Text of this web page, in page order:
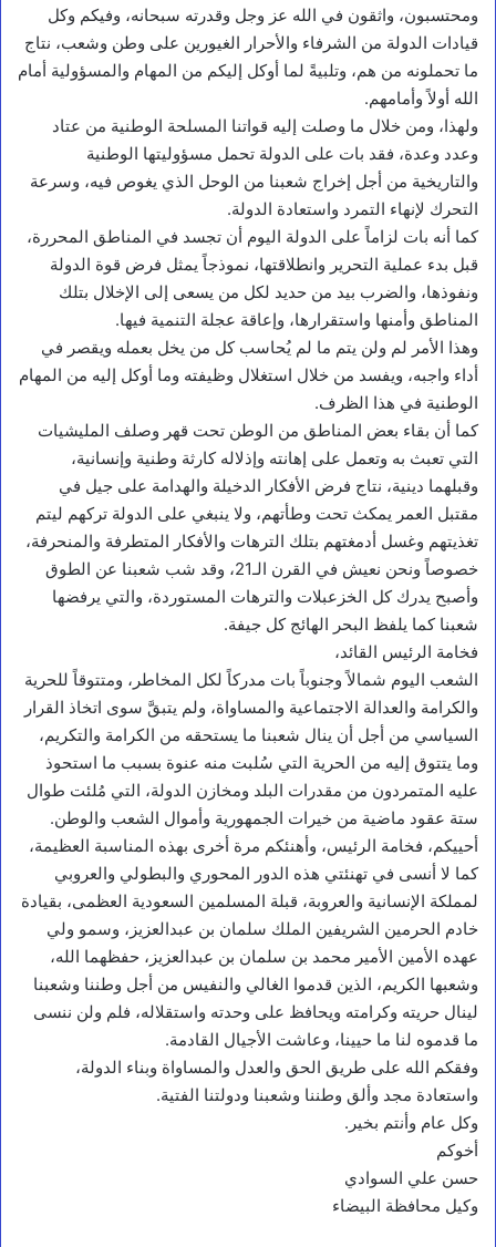
ومحتسبون، واثقون في الله عز وجل وقدرته سبحانه، وفيكم وكل
قيادات الدولة من الشرفاء والأحرار الغيورين على وطن وشعب، نتاج
ما تحملونه من هم، وتلبيةً لما أوكل إليكم من المهام والمسؤولية أمام
الله أولاً وأمامهم.
ولهذا، ومن خلال ما وصلت إليه قواتنا المسلحة الوطنية من عتاد
وعدد وعدة، فقد بات على الدولة تحمل مسؤوليتها الوطنية
والتاريخية من أجل إخراج شعبنا من الوحل الذي يغوص فيه، وسرعة
التحرك لإنهاء التمرد واستعادة الدولة.
كما أنه بات لزاماً على الدولة اليوم أن تجسد في المناطق المحررة،
قبل بدء عملية التحرير وانطلاقتها، نموذجاً يمثل فرض قوة الدولة
ونفوذها، والضرب بيد من حديد لكل من يسعى إلى الإخلال بتلك
المناطق وأمنها واستقرارها، وإعاقة عجلة التنمية فيها.
وهذا الأمر لم ولن يتم ما لم يُحاسب كل من يخل بعمله ويقصر في
أداء واجبه، ويفسد من خلال استغلال وظيفته وما أوكل إليه من المهام
الوطنية في هذا الظرف.
كما أن بقاء بعض المناطق من الوطن تحت قهر وصلف المليشيات
التي تعبث به وتعمل على إهانته وإذلاله كارثة وطنية وإنسانية،
وقبلهما دينية، نتاج فرض الأفكار الدخيلة والهدامة على جيل في
مقتبل العمر يمكث تحت وطأتهم، ولا ينبغي على الدولة تركهم ليتم
تغذيتهم وغسل أدمغتهم بتلك الترهات والأفكار المتطرفة والمنحرفة،
خصوصاً ونحن نعيش في القرن الـ21، وقد شب شعبنا عن الطوق
وأصبح يدرك كل الخزعبلات والترهات المستوردة، والتي يرفضها
شعبنا كما يلفظ البحر الهائج كل جيفة.
فخامة الرئيس القائد،
الشعب اليوم شمالاً وجنوباً بات مدركاً لكل المخاطر، ومتتوقاً للحرية
والكرامة والعدالة الاجتماعية والمساواة، ولم يتبقَّ سوى اتخاذ القرار
السياسي من أجل أن ينال شعبنا ما يستحقه من الكرامة والتكريم،
وما يتتوق إليه من الحرية التي سُلبت منه عنوة بسبب ما استحوذ
عليه المتمردون من مقدرات البلد ومخازن الدولة، التي مُلئت طوال
ستة عقود ماضية من خيرات الجمهورية وأموال الشعب والوطن.
أحييكم، فخامة الرئيس، وأهنئكم مرة أخرى بهذه المناسبة العظيمة،
كما لا أنسى في تهنئتي هذه الدور المحوري والبطولي والعروبي
لمملكة الإنسانية والعروبة، قبلة المسلمين السعودية العظمى، بقيادة
خادم الحرمين الشريفين الملك سلمان بن عبدالعزيز، وسمو ولي
عهده الأمين الأمير محمد بن سلمان بن عبدالعزيز، حفظهما الله،
وشعبها الكريم، الذين قدموا الغالي والنفيس من أجل وطننا وشعبنا
لينال حريته وكرامته ويحافظ على وحدته واستقلاله، فلم ولن ننسى
ما قدموه لنا ما حيينا، وعاشت الأجيال القادمة.
وفقكم الله على طريق الحق والعدل والمساواة وبناء الدولة،
واستعادة مجد وألق وطننا وشعبنا ودولتنا الفتية.
وكل عام وأنتم بخير.
أخوكم
حسن علي السوادي
وكيل محافظة البيضاء